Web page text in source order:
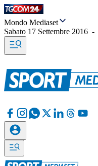
Mondo Mediaset
Sabato 17 Settembre 2016 -